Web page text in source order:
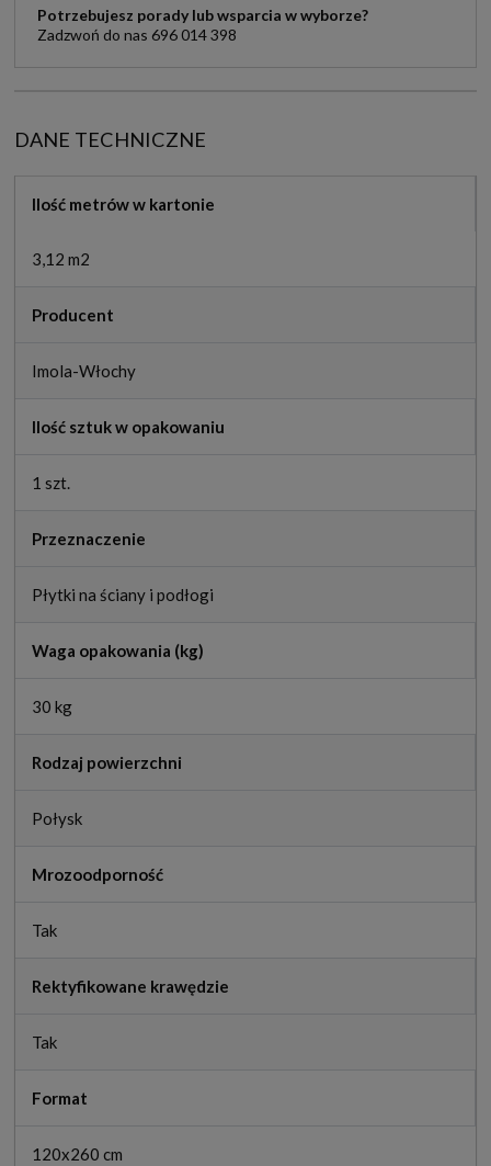
Potrzebujesz porady lub wsparcia w wyborze?
Zadzwoń do nas 696 014 398
DANE TECHNICZNE
Ilość metrów w kartonie
3,12 m2
Producent
Imola-Włochy
Ilość sztuk w opakowaniu
1 szt.
Przeznaczenie
Płytki na ściany i podłogi
Waga opakowania (kg)
30 kg
Rodzaj powierzchni
Połysk
Mrozoodporność
Tak
Rektyfikowane krawędzie
Tak
Format
120x260 cm